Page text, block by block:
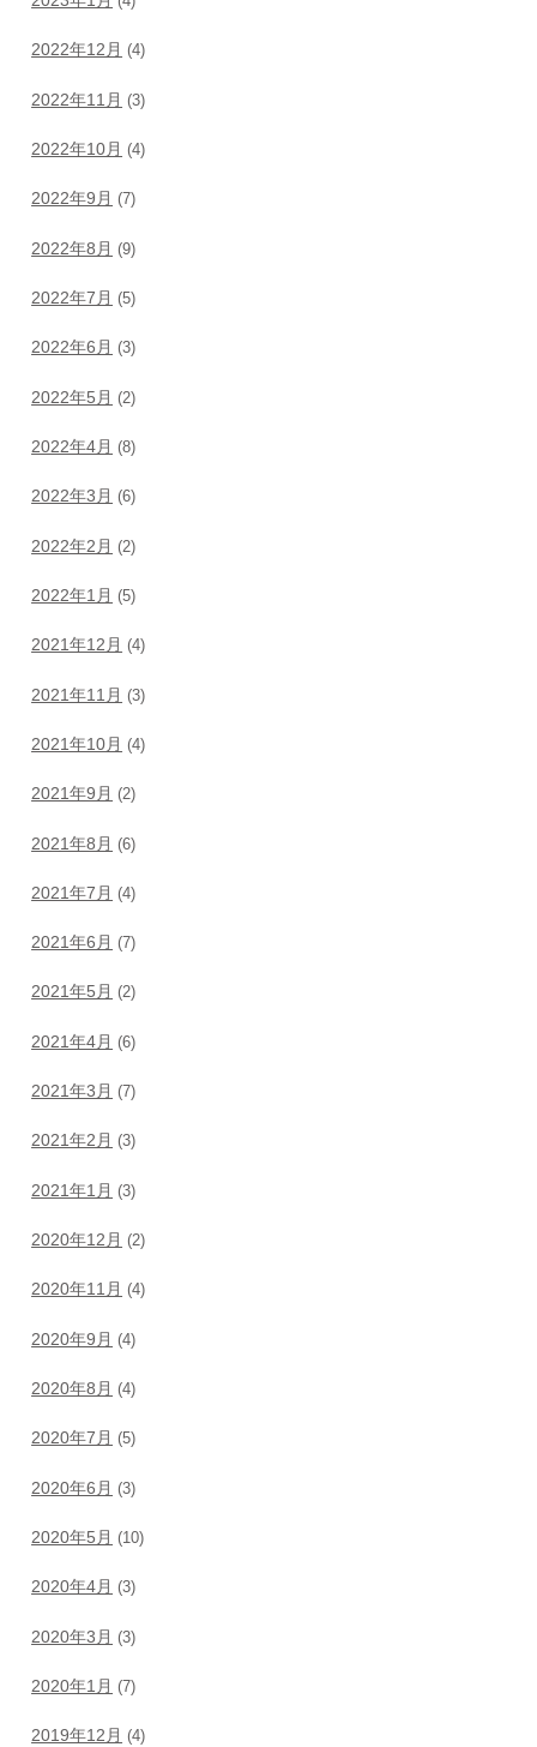
2022年12月 (4)
2022年11月 (3)
2022年10月 (4)
2022年9月 (7)
2022年8月 (9)
2022年7月 (5)
2022年6月 (3)
2022年5月 (2)
2022年4月 (8)
2022年3月 (6)
2022年2月 (2)
2022年1月 (5)
2021年12月 (4)
2021年11月 (3)
2021年10月 (4)
2021年9月 (2)
2021年8月 (6)
2021年7月 (4)
2021年6月 (7)
2021年5月 (2)
2021年4月 (6)
2021年3月 (7)
2021年2月 (3)
2021年1月 (3)
2020年12月 (2)
2020年11月 (4)
2020年9月 (4)
2020年8月 (4)
2020年7月 (5)
2020年6月 (3)
2020年5月 (10)
2020年4月 (3)
2020年3月 (3)
2020年1月 (7)
2019年12月 (4)